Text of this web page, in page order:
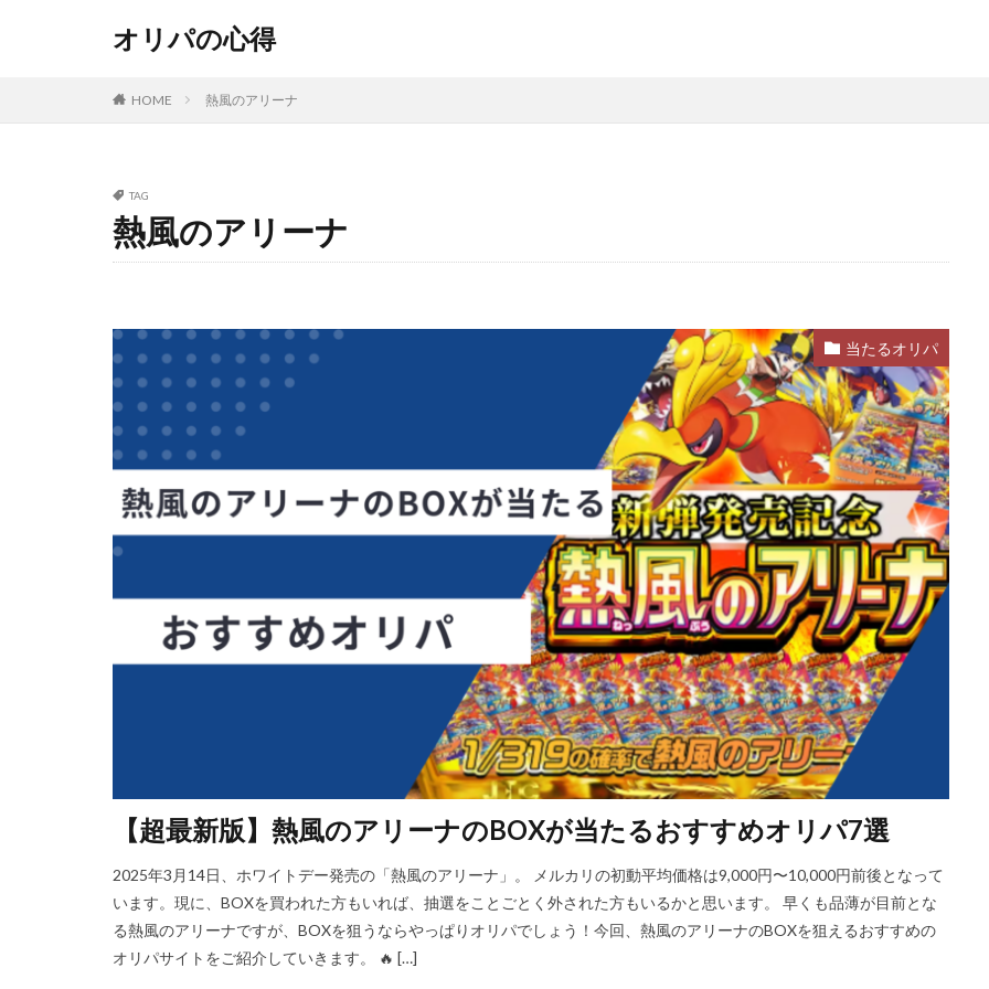
オリパの心得
HOME 熱風のアリーナ
TAG
熱風のアリーナ
当たるオリパ
【超最新版】熱風のアリーナのBOXが当たるおすすめオリパ7選
2025年3月14日、ホワイトデー発売の「熱風のアリーナ」。 メルカリの初動平均価格は9,000円〜10,000円前後となって
います。現に、BOXを買われた方もいれば、抽選をことごとく外された方もいるかと思います。 早くも品薄が目前とな
る熱風のアリーナですが、BOXを狙うならやっぱりオリパでしょう！今回、熱風のアリーナのBOXを狙えるおすすめの
オリパサイトをご紹介していきます。 🔥 […]